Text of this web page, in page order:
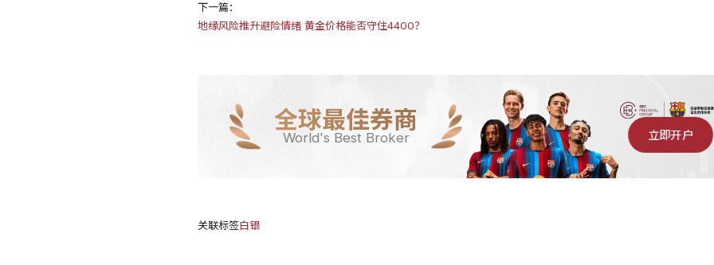
下一篇：
地缘风险推升避险情绪 黄金价格能否守住4400？
全球最佳券商
World's Best Broker 立即开户
关联标签白银